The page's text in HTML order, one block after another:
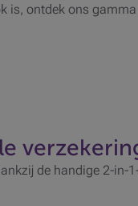
is, ontdek ons
de handige 2-in-